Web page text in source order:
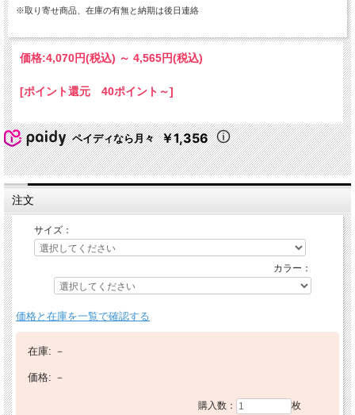
※取り寄せ商品、在庫の有無と納期は後日連絡
価格:4,070円(税込) ～ 4,565円(税込)
[ポイント還元 40ポイント～]
ペイディなら月々 ￥1,356
注文
サイズ：
カラー：
価格と在庫を一覧で確認する
在庫: －
価格: －
購入数： 枚